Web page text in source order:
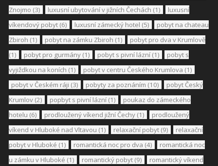
Znojmo (3) luxusní ubytování v jižních Čechách (1)
luxusní
víkendový pobyt (6) luxusní zámecký hotel (5)
pobyt na chateau
Zbiroh (1) pobyt na zámku Zbiroh (1)
pobyt pro dva v Krumlově
(1)
pobyt pro gurmány (1) pobyt s pivní lázní (1)
pobyt s
vyjiždkou na koních (1) pobyt v centru Českého Krumlova (1)
pobyt v Českém ráji (3) pobyty za poznáním (10)
pobyt Český
Krumlov (2) popbyt s pivní lázní (1)
poukaz do zámeckého
hotelu (6) prodloužený víkend jižní Čechy (1)
prodloužený
víkend v Hluboké nad Vltavou (1) relaxační pobyt (9)
relaxační
pobyt v Hluboké (1) romantická noc pro dva (4)
romantická noc
u zámku v Hluboké (1) romantický pobyt (9)
romantický víkend